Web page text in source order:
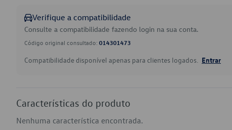
Verifique a compatibilidade
Consulte a compatibilidade fazendo login na sua conta.
Código original consultado: 014301473
Compatibilidade disponível apenas para clientes logados. Entrar
Características do produto
Nenhuma característica encontrada.